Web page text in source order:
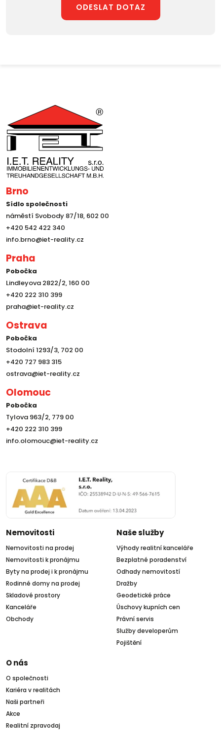
ODESLAT DOTAZ
Brno
Sídlo společnosti
náměstí Svobody 87/18, 602 00
+420 542 422 340
info.brno@iet-reality.cz
Praha
Pobočka
Lindleyova 2822/2, 160 00
+420 222 310 399
praha@iet-reality.cz
Ostrava
Pobočka
Stodolní 1293/3, 702 00
+420 727 983 315
ostrava@iet-reality.cz
Olomouc
Pobočka
Tylova 963/2, 779 00
+420 222 310 399
info.olomouc@iet-reality.cz
Nemovitosti
Nemovitosti na prodej
Nemovitosti k pronájmu
Byty na prodej i k pronájmu
Rodinné domy na prodej
Skladové prostory
Kanceláře
Obchody
Naše služby
Výhody realitní kanceláře
Bezplatné poradenství
Odhady nemovitostí
Dražby
Geodetické práce
Úschovy kupních cen
Právní servis
Služby developerům
Pojištění
O nás
O společnosti
Kariéra v realitách
Naši partneři
Akce
Realitní zpravodaj